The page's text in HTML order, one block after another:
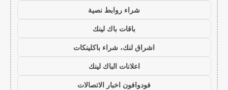
شراء روابط نصية
باقات باك لينك
اشراق لنك، شراء باكلينكات
اعلانات الباك لينك
فودوافون اخبار الاتصالات